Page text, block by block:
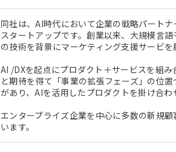
同社は、AI時代において企業の戦略パート
スタートアップです。創業以来、大規模言
の技術を背景にマーケティング支援サービ
AI /DXを起点にプロダクト＋サービスを組
と期待を得て「事業の拡張フェーズ」の位
があり、AIを活用したプロダクトを掛け合
エンタープライズ企業を中心に多数の新規
います。